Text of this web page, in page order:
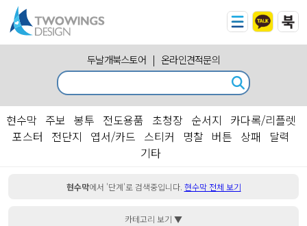
두날개북스토어 | 온라인견적문의
현수막 주보 봉투 전도용품 초청장 순서지
카다록/리플렛
포스터
전단지 엽서/카드 스티커 명찰 버튼 상패
달력
기타
현수막에서 '단계'로 검색중입니다. 현수막 전체 보기
카테고리 보기 ▼